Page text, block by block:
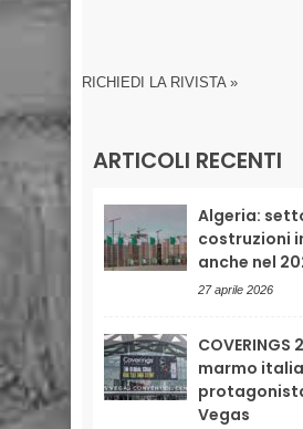
RICHIEDI LA RIVISTA »
ARTICOLI RECENTI
Algeria:
costruzioni
anche nel
27 aprile 2026
COVERINGS
marmo
Vegas